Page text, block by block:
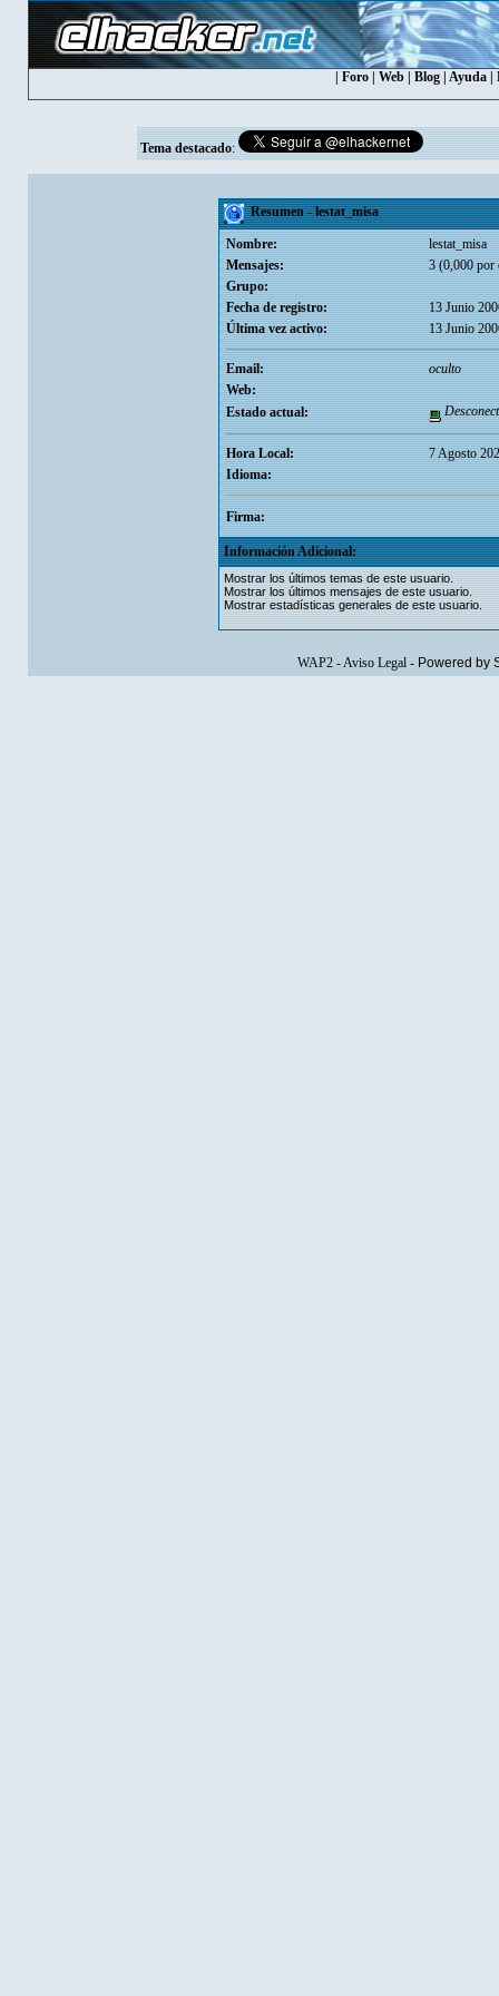
Foro Web Blog Ayuda
Tema destacado:
Resumen - lestat_misa
Nombre:
lestat_misa
Mensajes:
3 (0,000 por
Grupo:
Fecha de registro:
13 Junio
Última vez activo:
13 Junio
Email:
oculto
Web:
Estado actual:
Hora Local:
7 Agosto
Idioma:
Firma:
Información Adicional:
Mostrar los últimos temas de este usuario.
Mostrar los últimos mensajes de este usuario.
Mostrar estadísticas generales de este usuario.
WAP2-Aviso Legal- Powered by